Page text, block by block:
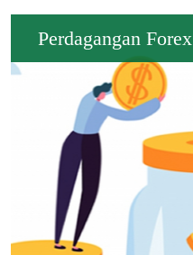
Perdagangan Forex